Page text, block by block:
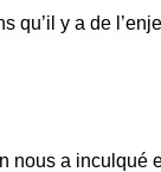
qu’il y a de
nous a